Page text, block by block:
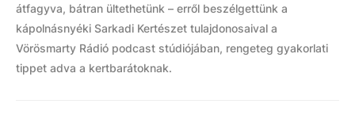
átfagyva, bátran ültethetünk – erről beszélgettünk a
kápolnásnyéki Sarkadi Kertészet tulajdonosaival a
Vörösmarty Rádió podcast stúdiójában, rengeteg gyakorlati
tippet adva a kertbarátoknak.